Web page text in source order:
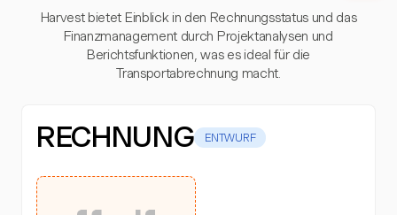
Harvest bietet Einblick in den Rechnungsstatus und das
Finanzmanagement durch Projektanalysen und
Berichtsfunktionen, was es ideal für die
Transportabrechnung macht.
RECHNUNG ENTWURF